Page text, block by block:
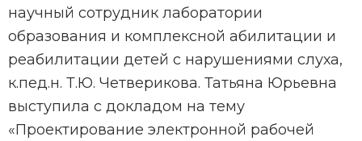
научный сотрудник лаборатории
образования и комплексной абилитации и
реабилитации детей с нарушениями слуха,
к.пед.н. Т.Ю. Четверикова. Татьяна Юрьевна
выступила с докладом на тему
«Проектирование электронной рабочей